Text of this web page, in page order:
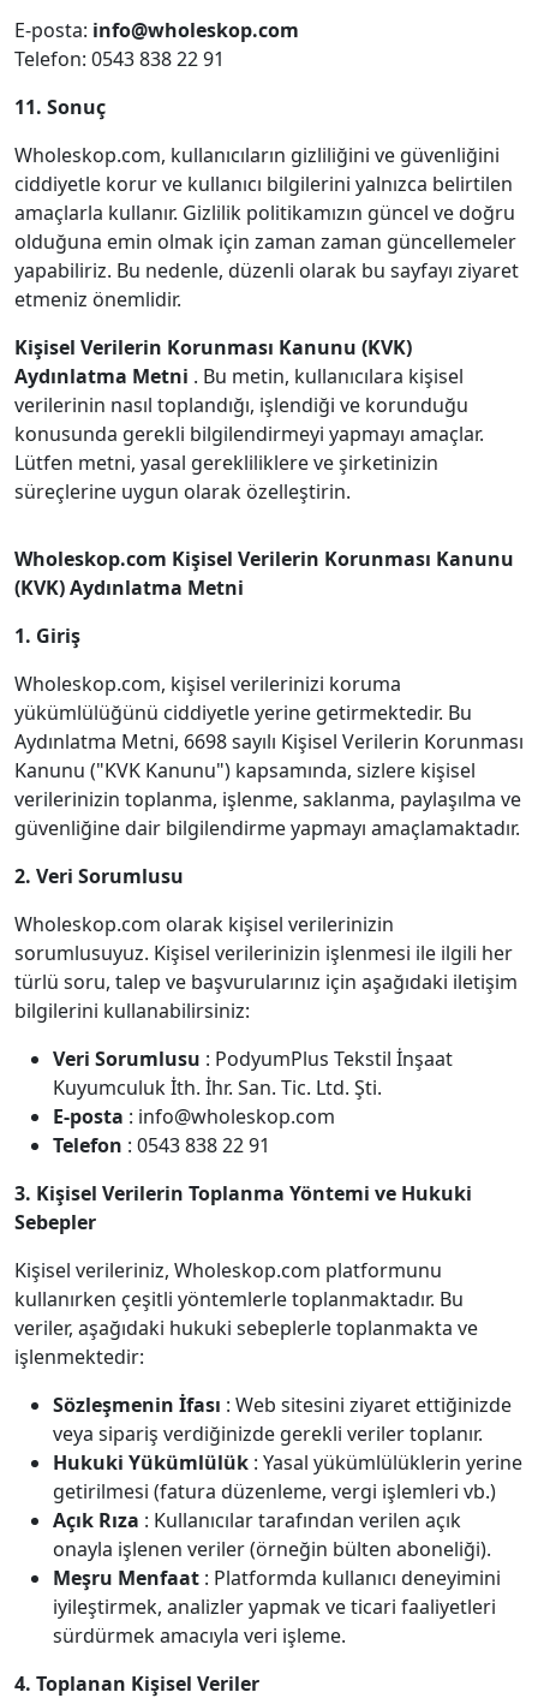
E-posta: info@wholeskop.com
Telefon: 0543 838 22 91
11. Sonuç
Wholeskop.com, kullanıcıların gizliliğini ve güvenliğini
ciddiyetle korur ve kullanıcı bilgilerini yalnızca belirtilen
amaçlarla kullanır. Gizlilik politikamızın güncel ve doğru
olduğuna emin olmak için zaman zaman güncellemeler
yapabiliriz. Bu nedenle, düzenli olarak bu sayfayı ziyaret
etmeniz önemlidir.
Kişisel Verilerin Korunması Kanunu (KVK)
Aydınlatma Metni . Bu metin, kullanıcılara kişisel
verilerinin nasıl toplandığı, işlendiği ve korunduğu
konusunda gerekli bilgilendirmeyi yapmayı amaçlar.
Lütfen metni, yasal gerekliliklere ve şirketinizin
süreçlerine uygun olarak özelleştirin.
Wholeskop.com Kişisel Verilerin Korunması Kanunu
(KVK) Aydınlatma Metni
1. Giriş
Wholeskop.com, kişisel verilerinizi koruma
yükümlülüğünü ciddiyetle yerine getirmektedir. Bu
Aydınlatma Metni, 6698 sayılı Kişisel Verilerin Korunması
Kanunu ("KVK Kanunu") kapsamında, sizlere kişisel
verilerinizin toplanma, işlenme, saklanma, paylaşılma ve
güvenliğine dair bilgilendirme yapmayı amaçlamaktadır.
2. Veri Sorumlusu
Wholeskop.com olarak kişisel verilerinizin
sorumlusuyuz. Kişisel verilerinizin işlenmesi ile ilgili her
türlü soru, talep ve başvurularınız için aşağıdaki iletişim
bilgilerini kullanabilirsiniz:
Veri Sorumlusu : PodyumPlus Tekstil İnşaat
Kuyumculuk İth. İhr. San. Tic. Ltd. Şti.
E-posta : info@wholeskop.com
Telefon : 0543 838 22 91
3. Kişisel Verilerin Toplanma Yöntemi ve Hukuki
Sebepler
Kişisel verileriniz, Wholeskop.com platformunu
kullanırken çeşitli yöntemlerle toplanmaktadır. Bu
veriler, aşağıdaki hukuki sebeplerle toplanmakta ve
işlenmektedir:
Sözleşmenin İfası : Web sitesini ziyaret ettiğinizde
veya sipariş verdiğinizde gerekli veriler toplanır.
Hukuki Yükümlülük : Yasal yükümlülüklerin yerine
getirilmesi (fatura düzenleme, vergi işlemleri vb.)
Açık Rıza : Kullanıcılar tarafından verilen açık
onayla işlenen veriler (örneğin bülten aboneliği).
Meşru Menfaat : Platformda kullanıcı deneyimini
iyileştirmek, analizler yapmak ve ticari faaliyetleri
sürdürmek amacıyla veri işleme.
4. Toplanan Kişisel Veriler